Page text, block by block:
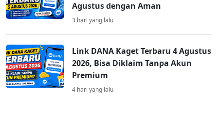
Agustus dengan Aman
3 hari yang lalu
Link DANA Kaget Terbaru 4 Agustus
2026, Bisa Diklaim Tanpa Akun
Premium
4 hari yang lalu